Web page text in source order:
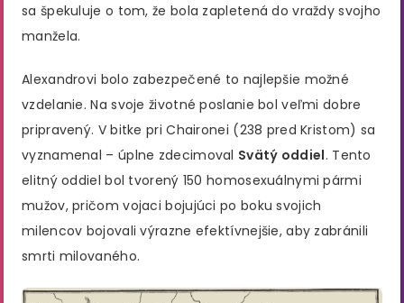
sa špekuluje o tom, že bola zapletená do vraždy svojho
manžela.
Alexandrovi bolo zabezpečené to najlepšie možné
vzdelanie. Na svoje životné poslanie bol veľmi dobre
pripravený. V bitke pri Chaironei (238 pred Kristom) sa
vyznamenal – úplne zdecimoval Svätý oddiel. Tento
elitný oddiel bol tvorený 150 homosexuálnymi pármi
mužov, pričom vojaci bojujúci po boku svojich
milencov bojovali výrazne efektívnejšie, aby zabránili
smrti milovaného.